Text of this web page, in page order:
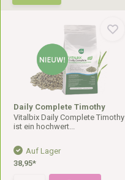
Daily Complete Timothy
Vitalbix Daily Complete Timothy
ist ein hochwert...
Auf Lager
38,95*